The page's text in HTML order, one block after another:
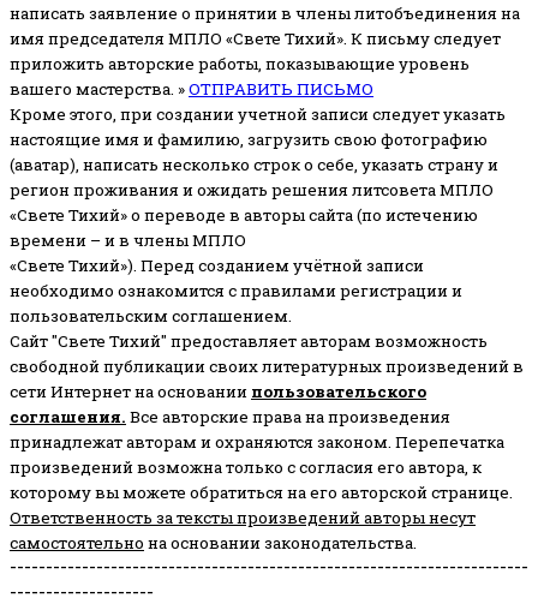
написать заявление о принятии в члены литобъединения на
имя председателя МПЛО «Свете Тихий». К письму следует
приложить авторские работы, показывающие уровень
вашего мастерства. »ОТПРАВИТЬ ПИСЬМО
Кроме этого, при создании учетной записи следует указать
настоящие имя и фамилию, загрузить свою фотографию
(аватар), написать несколько строк о себе, указать страну и
регион проживания и ожидать решения литсовета МПЛО
«Свете Тихий» о переводе в авторы сайта (по истечению
времени – и в члены МПЛО
«Свете Тихий»). Перед созданием учётной записи
необходимо ознакомится с правилами регистрации и
пользовательским соглашением.
Сайт "Свете Тихий" предоставляет авторам возможность
свободной публикации своих литературных произведений в
сети Интернет на основании пользовательского
соглашения. Все авторские права на произведения
принадлежат авторам и охраняются законом. Перепечатка
произведений возможна только с согласия его автора, к
которому вы можете обратиться на его авторской странице.
Ответственность за тексты произведений авторы несут
самостоятельно на основании законодательства.
------------------------------------------------------------------------
--------------------